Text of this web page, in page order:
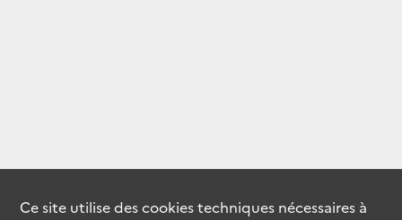
Ce site utilise descookiestechniques nécessaires à